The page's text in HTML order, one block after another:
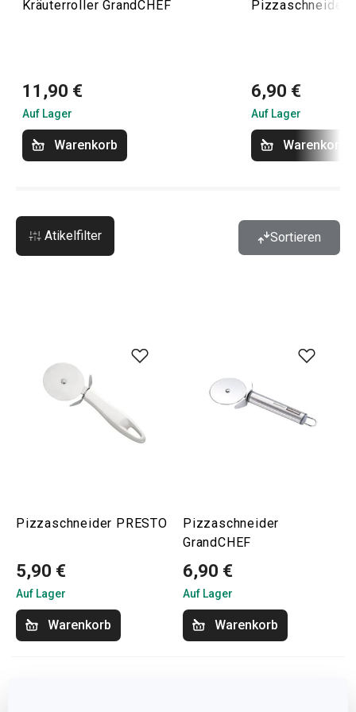
Kräuterroller GrandCHEF
11,90 €
Auf Lager
Warenkorb
Pizzaschneider
6,90 €
Auf Lager
Warenkorb
Atikelfilter Sortieren
Pizzaschneider PRESTO
5,90 €
Auf Lager
Warenkorb
Pizzaschneider
GrandCHEF
6,90 €
Auf Lager
Warenkorb